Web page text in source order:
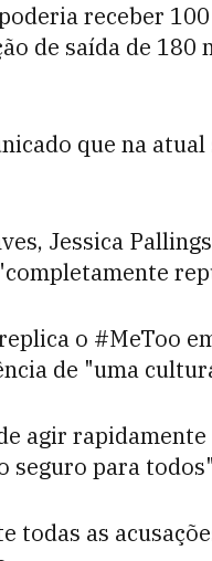
receber
de saída de 180
que na
Jessica
o #MeToo
de "uma
agir
seguro para
todas as